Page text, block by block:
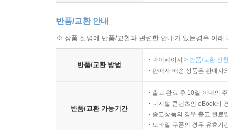
반품/교환 안내
※ 상품 설명에 반품/교환과 관련한 안내가 있는경우 아
반품/교환 방법
마이페이지 > 반품/교환 신
판매자 배송 상품은 판매자
반품/교환 가능기간
출고 완료 후 10일 이내의
디지털 콘텐츠인 eBook의
중고상품의 경우 출고 완료
모바일 쿠폰의 경우 유효기